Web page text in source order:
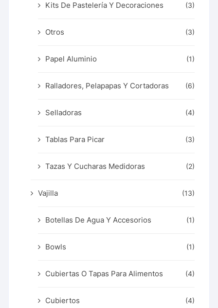
Kits De Pastelería Y Decoraciones (3)
Otros (3)
Papel Aluminio (1)
Ralladores, Pelapapas Y Cortadoras (6)
Selladoras (4)
Tablas Para Picar (3)
Tazas Y Cucharas Medidoras (2)
Vajilla (13)
Botellas De Agua Y Accesorios (1)
Bowls (1)
Cubiertas O Tapas Para Alimentos (4)
Cubiertos (4)